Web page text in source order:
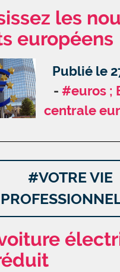
les
européens
Publié le
#euros ;
centrale
#VOTRE VIE